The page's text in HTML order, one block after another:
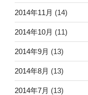
2014年11月 (14)
2014年10月 (11)
2014年9月 (13)
2014年8月 (13)
2014年7月 (13)